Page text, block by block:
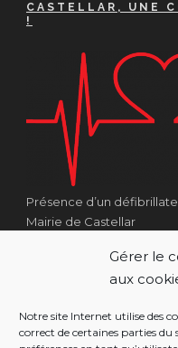
Gérer le
aux
Notre site Internet utilise des
correct de certaines parties du
CASTELLAR, UNE
!
Présence d’un
Mairie de Castellar
Côté Escalier Rue Sarrail
06500 Castellar